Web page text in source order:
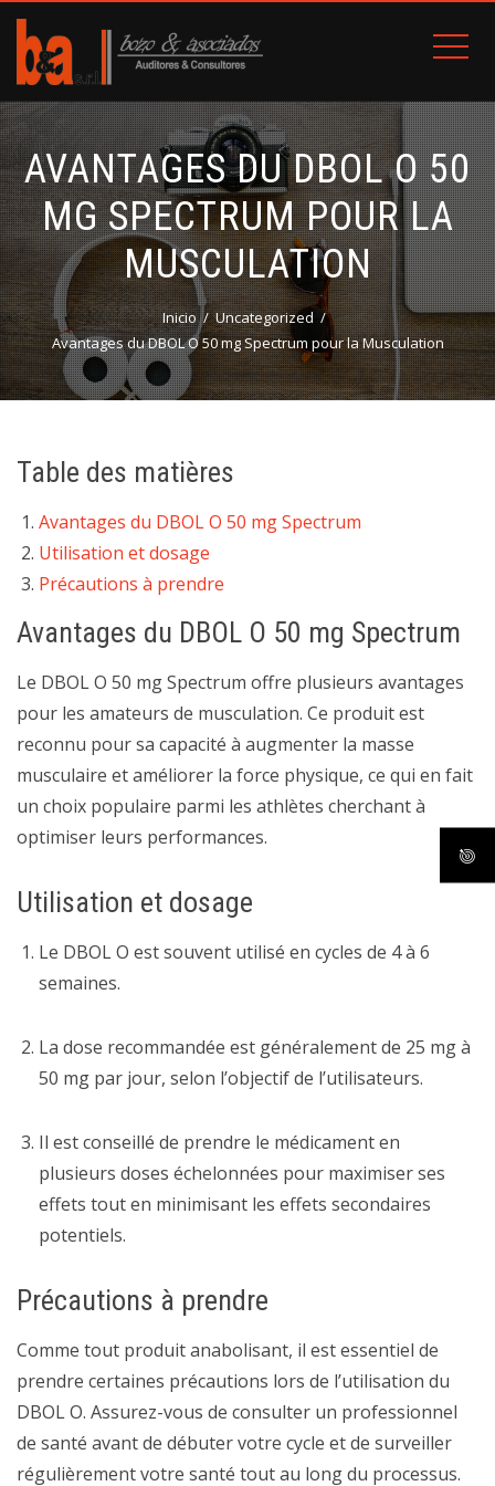
AVANTAGES DU DBOL O 50
MG SPECTRUM POUR LA
MUSCULATION
Inicio
Uncategorized
Avantages du DBOL O 50 mg Spectrum pour la Musculation
Table des matières
Avantages du DBOL O 50 mg Spectrum
Utilisation et dosage
Précautions à prendre
Avantages du DBOL O 50 mg Spectrum
Le DBOL O 50 mg Spectrum offre plusieurs avantages
pour les amateurs de musculation. Ce produit est
reconnu pour sa capacité à augmenter la masse
musculaire et améliorer la force physique, ce qui en fait
un choix populaire parmi les athlètes cherchant à
optimiser leurs performances.
Utilisation et dosage
Le DBOL O est souvent utilisé en cycles de 4 à 6
semaines.
La dose recommandée est généralement de 25 mg à
50 mg par jour, selon l’objectif de l’utilisateurs.
Il est conseillé de prendre le médicament en
plusieurs doses échelonnées pour maximiser ses
effets tout en minimisant les effets secondaires
potentiels.
Précautions à prendre
Comme tout produit anabolisant, il est essentiel de
prendre certaines précautions lors de l’utilisation du
DBOL O. Assurez-vous de consulter un professionnel
de santé avant de débuter votre cycle et de surveiller
régulièrement votre santé tout au long du processus.